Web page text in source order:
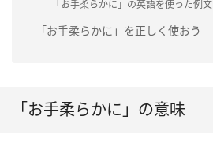
「お手柔らかに」の英語を使った例文
「お手柔らかに」を正しく使おう
「お手柔らかに」の意味